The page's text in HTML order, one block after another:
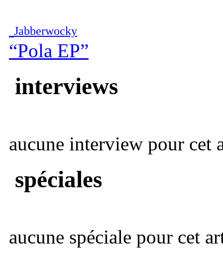
Jabberwocky
“Pola EP”
interviews
aucune interview pour cet
spéciales
aucune spéciale pour cet